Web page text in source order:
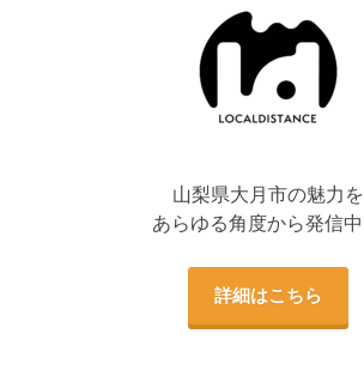
山梨県大月市の魅力を
あらゆる角度から発信中
詳細はこちら